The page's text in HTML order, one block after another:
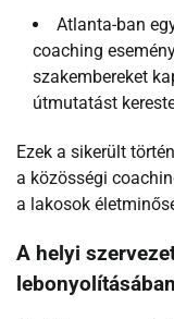
Atlanta-ban
coaching
szakembereket
útmutatást
Ezek a sikerült
a közösségi
a lakosok
A helyi
lebonyolításában